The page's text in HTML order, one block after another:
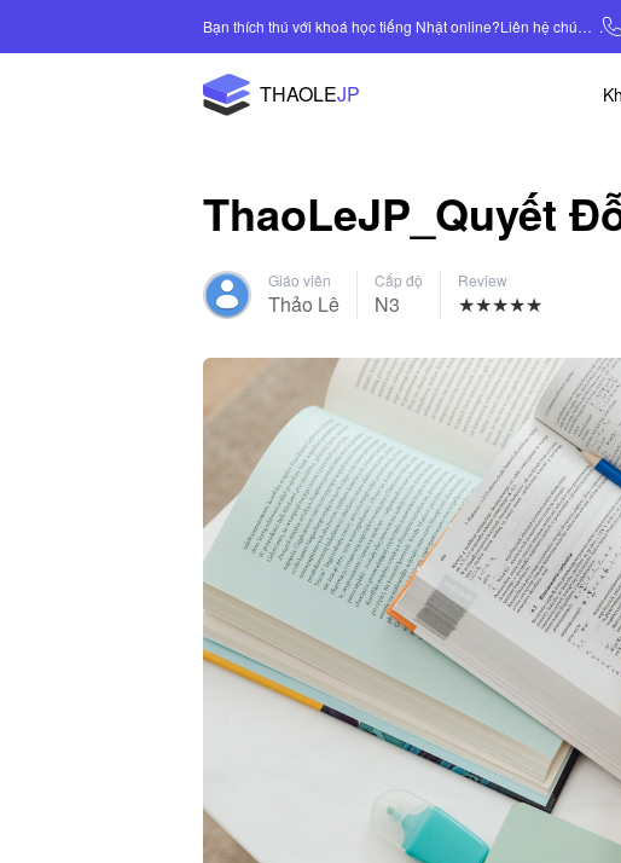
Bạn thích thú với khoá học tiếng Nhật online? Liên hệ chúng tôi .
THAOLEJP
ThaoLeJP_Quyết
Giáo viên
Thảo Lê
Cấp độ
N3
Review
★
★
★
★
★